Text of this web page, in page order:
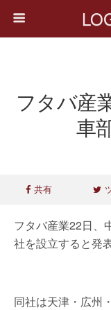
フタバ産
車
共有
フタバ産業22日、
社を設立すると発
同社は天津・広州